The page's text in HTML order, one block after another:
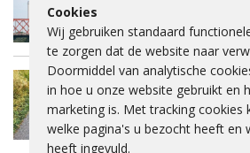
Fietspad Lange
vanwege
scheuren
Cookies
Wij gebruiken standaard
te zorgen dat de website naar
Doormiddel van analytische
in hoe u onze website gebruikt en
marketing is. Met tracking cookies
welke pagina's u bezocht heeft en
heeft ingevuld.